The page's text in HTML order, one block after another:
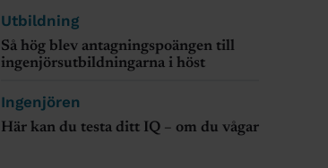
Utbildning
Så hög blev antagningspoängen till
ingenjörsutbildningarna i höst
Ingenjören
Här kan du testa ditt IQ – om du vågar